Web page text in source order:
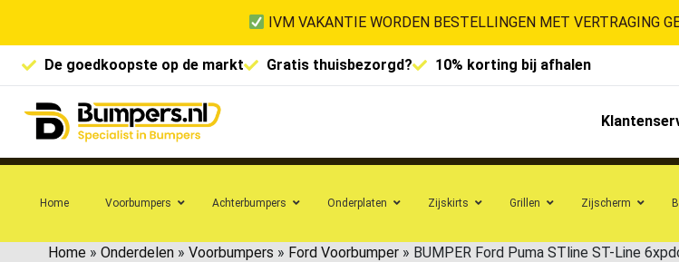
IVM VAKANTIE WORDEN BESTELLINGEN MET VERTRAGING
De goedkoopste op de markt Gratis thuisbezorgd? 10% korting bij afhalen
Home Voorbumpers Achterbumpers Onderplaten Zijskirts Grillen Zijscherm
Home » Onderdelen » Voorbumpers » Ford Voorbumper » BUMPER Ford Puma STline ST-Line